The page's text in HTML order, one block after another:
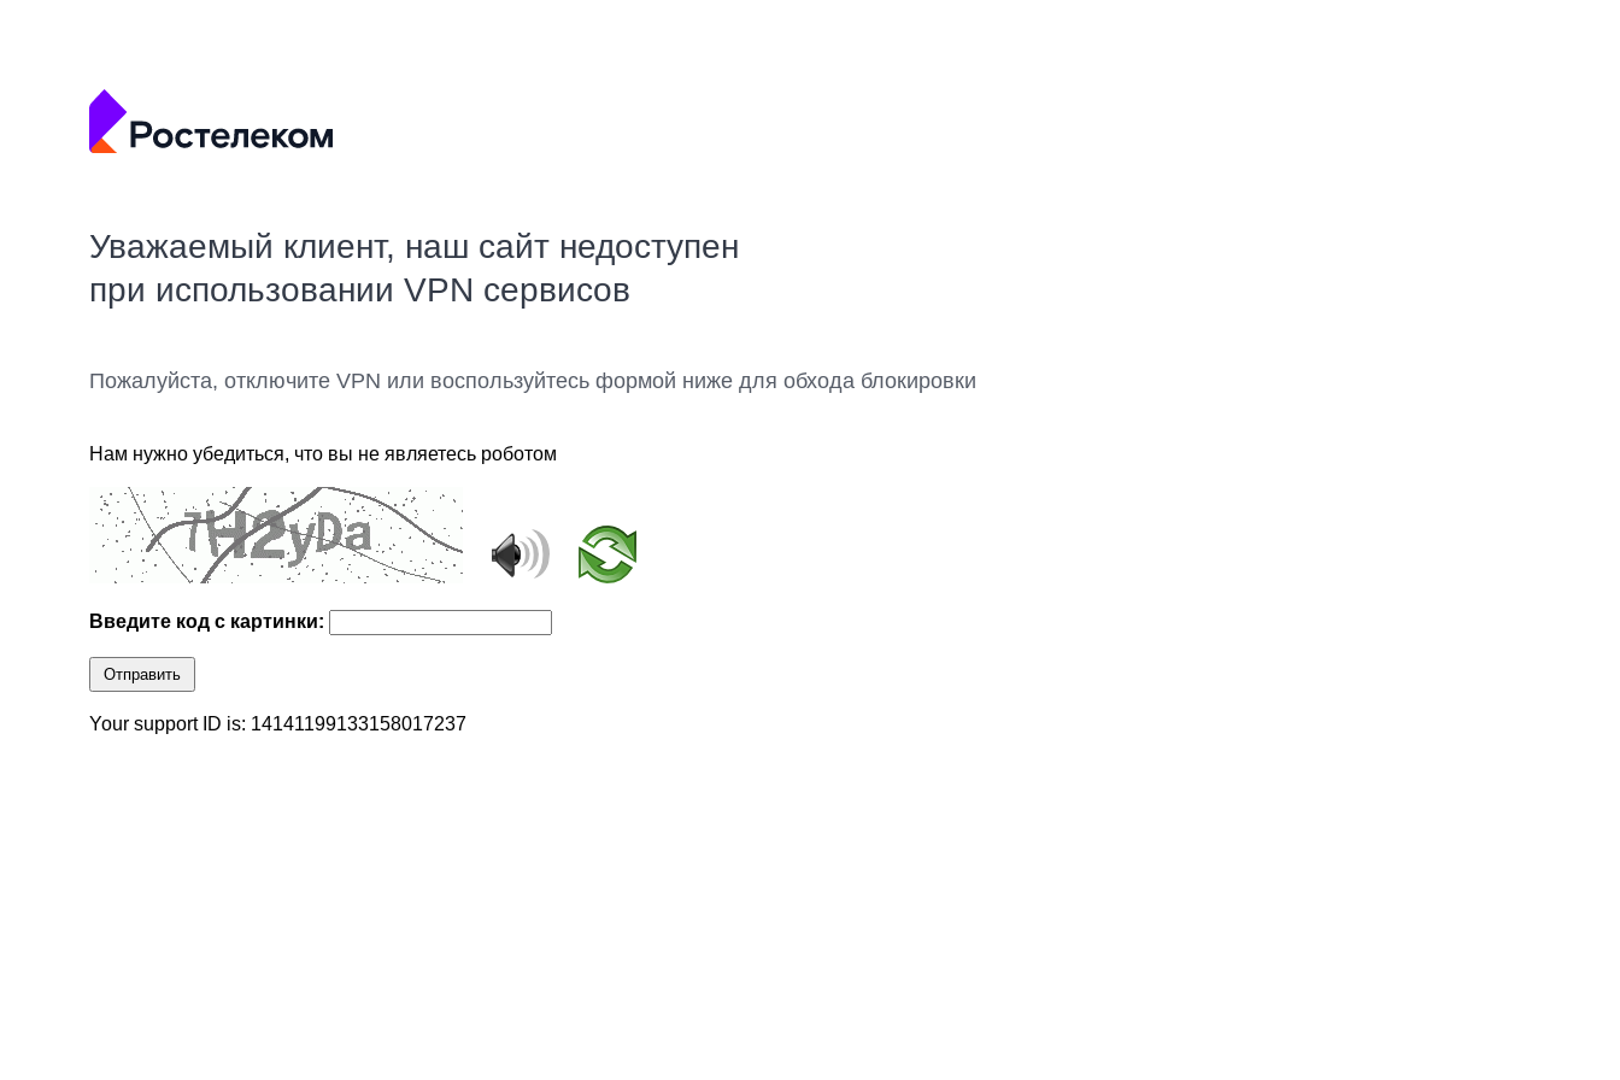
Уважаемый клиент, наш сайт недоступен
при использовании VPN сервисов
Пожалуйста, отключите VPN или воспользуйтесь формой ниже для обхода блокировки
Нам нужно убедиться, что вы не являетесь роботом
Введите код с картинки:
Отправить
Your support ID is: 14141199133158017237